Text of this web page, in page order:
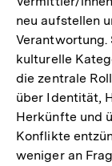
neu aufstellen
Verantwortung.
kulturelle
die zentrale
über Identität,
Herkünfte und
Konflikte
weniger an